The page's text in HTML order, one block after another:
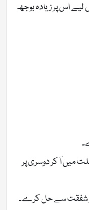
لیے اس پر زیادہ بوجھ
میں آ کر دوسری پر